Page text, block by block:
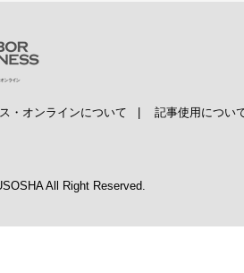
・オンラインについて 記事使用につい
All Right Reserved.